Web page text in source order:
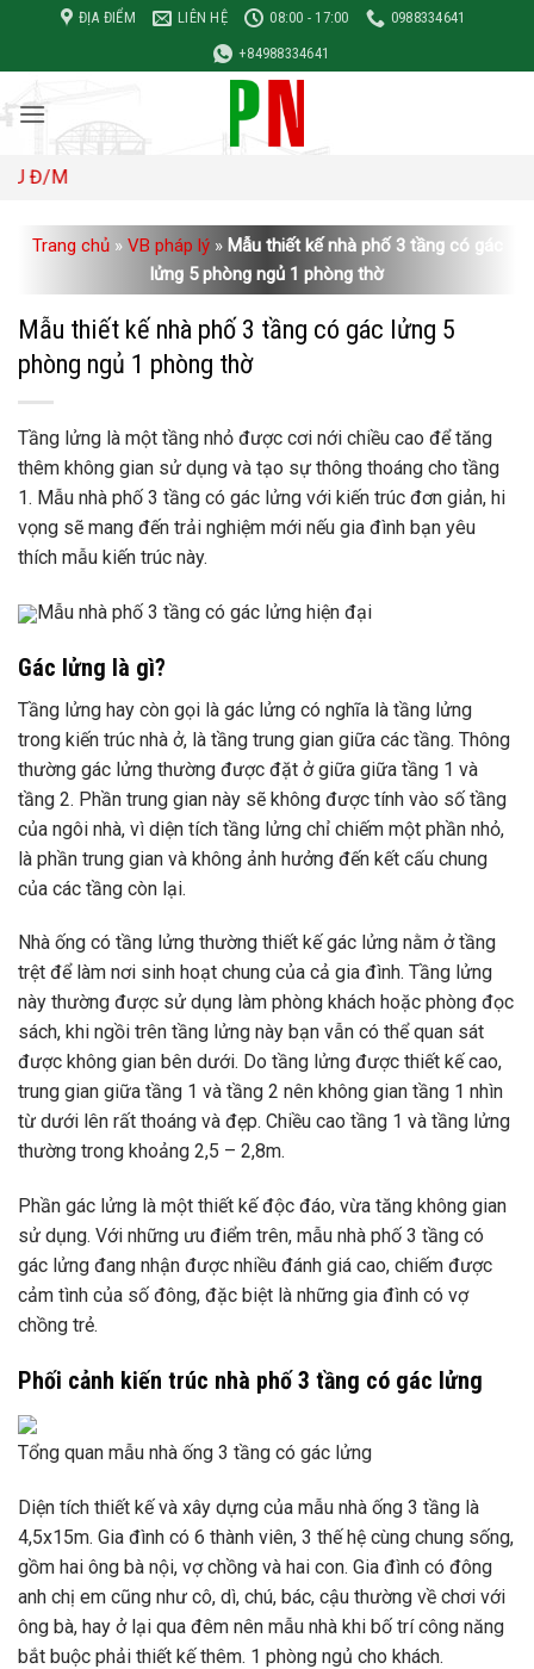
nội
dung
ĐỊA ĐIỂM LIÊN HỆ 08:00 - 17:00
0988334641
+84988334641
Trang chủ » VB pháp lý » Mẫu thiết kế nhà phố 3 tầng có gác
lửng 5 phòng ngủ 1 phòng thờ
Mẫu thiết kế nhà phố 3 tầng có gác lửng 5
phòng ngủ 1 phòng thờ
Tầng lửng là một tầng nhỏ được cơi nới chiều cao để tăng
thêm không gian sử dụng và tạo sự thông thoáng cho tầng
1. Mẫu nhà phố 3 tầng có gác lửng với kiến ​​trúc đơn giản, hi
vọng sẽ mang đến trải nghiệm mới nếu gia đình bạn yêu
thích mẫu kiến ​​trúc này.
Mẫu nhà phố 3 tầng có gác lửng hiện đại
Gác lửng là gì?
Tầng lửng hay còn gọi là gác lửng có nghĩa là tầng lửng
trong kiến ​​trúc nhà ở, là tầng trung gian giữa các tầng. Thông
thường gác lửng thường được đặt ở giữa giữa tầng 1 và
tầng 2. Phần trung gian này sẽ không được tính vào số tầng
của ngôi nhà, vì diện tích tầng lửng chỉ chiếm một phần nhỏ,
là phần trung gian và không ảnh hưởng đến kết cấu chung
của các tầng còn lại.
Nhà ống có tầng lửng thường thiết kế gác lửng nằm ở tầng
trệt để làm nơi sinh hoạt chung của cả gia đình. Tầng lửng
này thường được sử dụng làm phòng khách hoặc phòng đọc
sách, khi ngồi trên tầng lửng này bạn vẫn có thể quan sát
được không gian bên dưới. Do tầng lửng được thiết kế cao,
trung gian giữa tầng 1 và tầng 2 nên không gian tầng 1 nhìn
từ dưới lên rất thoáng và đẹp. Chiều cao tầng 1 và tầng lửng
thường trong khoảng 2,5 – 2,8m.
Phần gác lửng là một thiết kế độc đáo, vừa tăng không gian
sử dụng. Với những ưu điểm trên, mẫu nhà phố 3 tầng có
gác lửng đang nhận được nhiều đánh giá cao, chiếm được
cảm tình của số đông, đặc biệt là những gia đình có vợ
chồng trẻ.
Phối cảnh kiến ​​trúc nhà phố 3 tầng có gác lửng
Tổng quan mẫu nhà ống 3 tầng có gác lửng
Diện tích thiết kế và xây dựng của mẫu nhà ống 3 tầng là
4,5x15m. Gia đình có 6 thành viên, 3 thế hệ cùng chung sống,
gồm hai ông bà nội, vợ chồng và hai con. Gia đình có đông
anh chị em cũng như cô, dì, chú, bác, cậu thường về chơi với
ông bà, hay ở lại qua đêm nên mẫu nhà khi bố trí công năng
bắt buộc phải thiết kế thêm. 1 phòng ngủ cho khách.